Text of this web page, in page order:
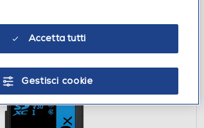
Accetta tutti
Gestisci cookie